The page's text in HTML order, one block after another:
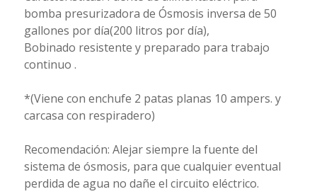
bomba presurizadora de Ósmosis inversa de 50
gallones por día(200 litros por día),
Bobinado resistente y preparado para trabajo
continuo .
*(Viene con enchufe 2 patas planas 10 ampers. y
carcasa con respiradero)
Recomendación: Alejar siempre la fuente del
sistema de ósmosis, para que cualquier eventual
perdida de agua no dañe el circuito eléctrico.